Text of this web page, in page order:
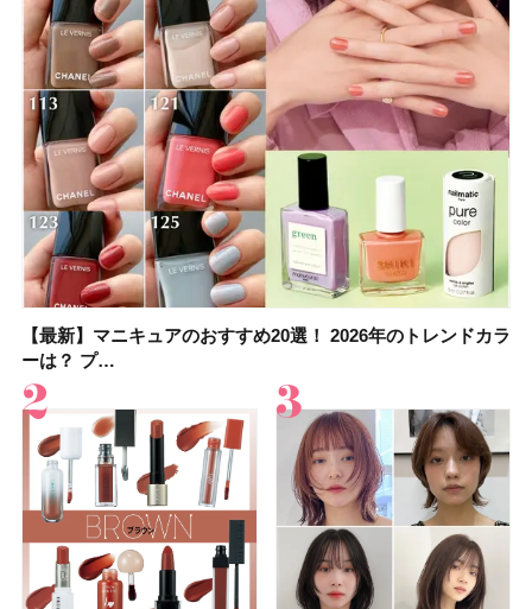
【最新】マニキュアのおすすめ20選！ 2026年のトレンドカラ
ーは？ プ…
大野真理子さんのリピ買い「ブライトニング」14選！ 透明肌
の秘訣を公開
【最新】マニキュアのおすすめ20選！ 2026年のトレンドカラ
ーは？ プ…
【2026夏】「香水・フレグランス」ランキングTOP5！＜美
容マニア・マ…
【板野友美さんの美活】「実はうねりやすいクセ毛なんで
す」美しいロングヘア…
【2026年夏】40代におすすめの髪型30選！ 若く見える・手
入れが楽な…
【フォロー＆いいねで当たる】中国割烹旅館 掬水亭の宿泊券
を1組2名様にプ…
【セザンヌ】「ブライトカラーシーラー」新色グリーンが8/7
に発売｜既存色…